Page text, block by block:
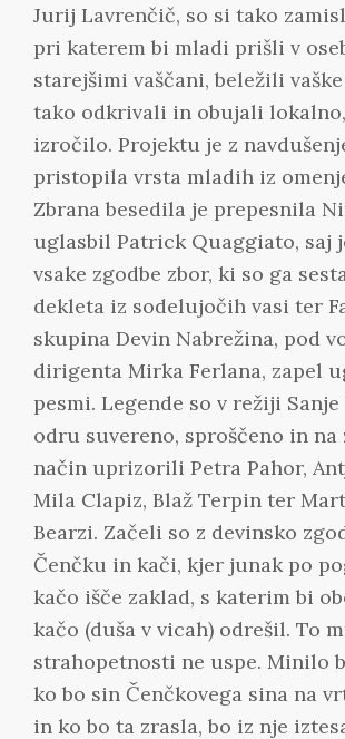
Jurij Lavrenčič, so si tako
pri katerem bi mladi prišli v
starejšimi vaščani, beležili
tako odkrivali in obujali
izročilo. Projektu je z
pristopila vrsta mladih iz
Zbrana besedila je prepesnila
uglasbil Patrick Quaggiato, saj
vsake zgodbe zbor, ki so ga
dekleta iz sodelujočih vasi ter
skupina Devin Nabrežina, pod
dirigenta Mirka Ferlana, zapel
pesmi. Legende so v režiji
odru suvereno, sproščeno in na
način uprizorili Petra Pahor,
Mila Clapiz, Blaž Terpin ter
Bearzi. Začeli so z devinsko
Čenčku in kači, kjer junak po
kačo išče zaklad, s katerim bi
kačo (duša v vicah) odrešil. To
strahopetnosti ne uspe. Minilo
ko bo sin Čenčkovega sina na
in ko bo ta zrasla, bo iz nje